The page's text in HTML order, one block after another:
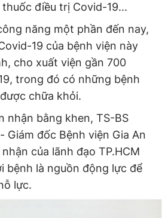
điều trị Covid-19...
năng một phần đến nay,
19 của bệnh viện này
cho xuất viện gần 700
trong đó có những bệnh
chữa khỏi.
nhận bằng khen, TS-BS
Giám đốc Bệnh viện Gia An
của lãnh đạo TP.HCM
bệnh là nguồn động lực để
lực.